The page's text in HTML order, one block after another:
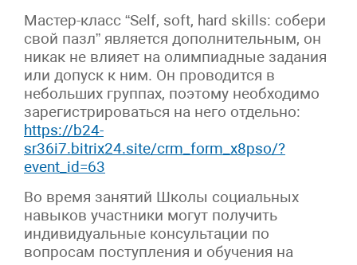
Мастер-класс “Self, soft, hard skills: собери
свой пазл” является дополнительным, он
никак не влияет на олимпиадные задания
или допуск к ним. Он проводится в
небольших группах, поэтому необходимо
зарегистрироваться на него отдельно:
https://b24-
sr36i7.bitrix24.site/crm_form_x8pso/?
event_id=63
Во время занятий Школы социальных
навыков участники могут получить
индивидуальные консультации по
вопросам поступления и обучения на